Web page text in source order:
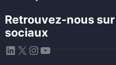
Retrouvez-nous
sociaux
LinkedIn
X Instagram
YouTube